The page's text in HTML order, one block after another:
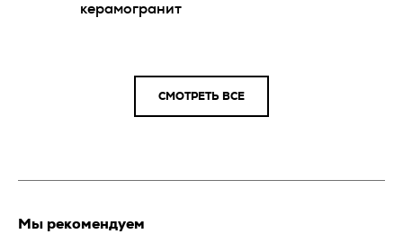
керамогранит
СМОТРЕТЬ ВСЕ
Мы рекомендуем